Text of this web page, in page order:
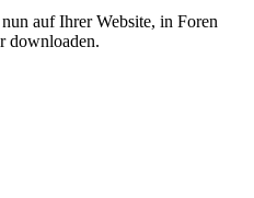
auf Ihrer Website, in Foren
downloaden.